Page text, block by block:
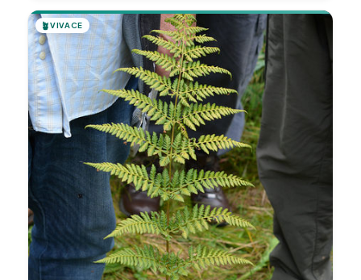
🪴VIVACE